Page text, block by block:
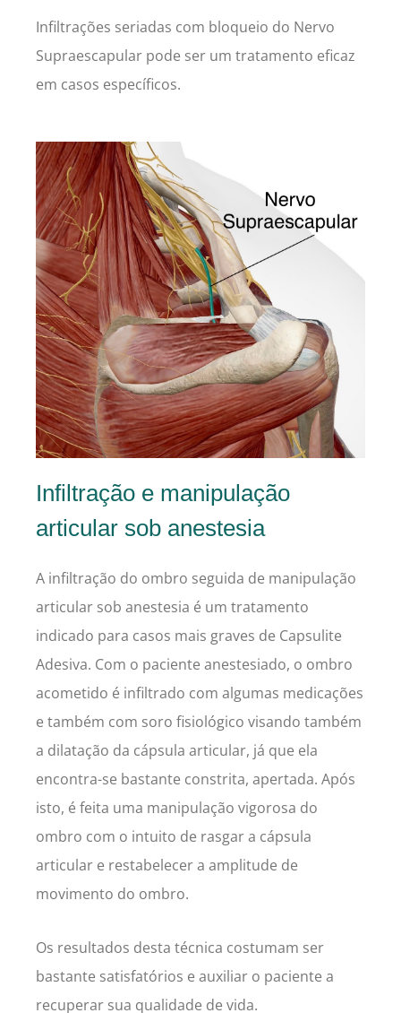
Infiltrações seriadas com bloqueio do Nervo
Supraescapular pode ser um tratamento eficaz
em casos específicos.
Infiltração e manipulação
articular sob anestesia
A infiltração do ombro seguida de manipulação
articular sob anestesia é um tratamento
indicado para casos mais graves de Capsulite
Adesiva. Com o paciente anestesiado, o ombro
acometido é infiltrado com algumas medicações
e também com soro fisiológico visando também
a dilatação da cápsula articular, já que ela
encontra-se bastante constrita, apertada. Após
isto, é feita uma manipulação vigorosa do
ombro com o intuito de rasgar a cápsula
articular e restabelecer a amplitude de
movimento do ombro.
Os resultados desta técnica costumam ser
bastante satisfatórios e auxiliar o paciente a
recuperar sua qualidade de vida.